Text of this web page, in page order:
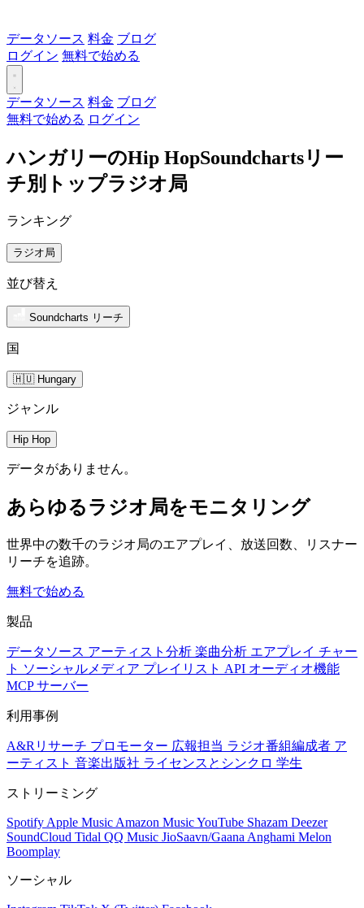
データソース 料金 ブログ
ログイン 無料で始める
データソース 料金 ブログ
無料で始める ログイン
ハンガリーのHip HopSoundchartsリー
チ別トップラジオ局
ランキング
ラジオ局
並び替え
Soundcharts リーチ
国
🇭🇺 Hungary
ジャンル
Hip Hop
データがありません。
あらゆるラジオ局をモニタリング
世界中の数千のラジオ局のエアプレイ、放送回数、リスナー
リーチを追跡。
無料で始める
製品
データソース アーティスト分析 楽曲分析 エアプレイ チャー
ト ソーシャルメディア プレイリスト API オーディオ機能
MCP サーバー
利用事例
A&Rリサーチ プロモーター 広報担当 ラジオ番組編成者 ア
ーティスト 音楽出版社 ライセンスとシンクロ 学生
ストリーミング
Spotify Apple Music Amazon MusicYouTube Shazam Deezer
SoundCloud Tidal QQ Music JioSaavn/Gaana Anghami Melon
Boomplay
ソーシャル